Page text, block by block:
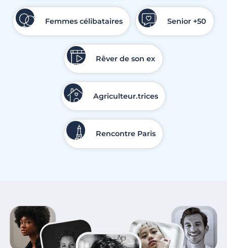
Femmes célibataires Senior +50
Rêver de son ex
Agriculteur.trices
Rencontre Paris